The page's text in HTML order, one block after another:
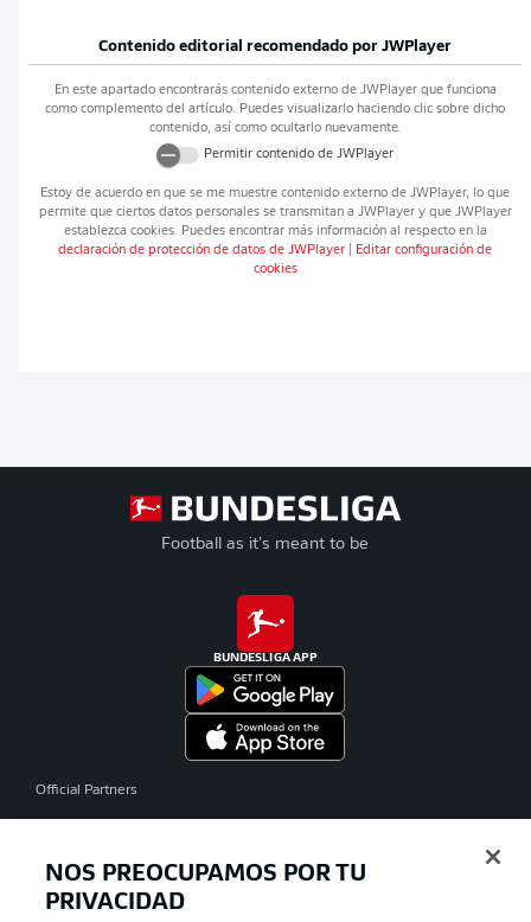
Contenido editorial recomendado por JWPlayer
En este apartado encontrarás contenido externo de JWPlayerque funciona
como complemento del artículo. Puedes visualizarlo haciendo clic sobre dicho
contenido, así como ocultarlo nuevamente.
Permitir contenido de JWPlayer
Estoy de acuerdo en que se me muestre contenido externo de JWPlayer, lo que
permite que ciertos datos personales se transmitan a JWPlayery que JWPlayer
establezca cookies. Puedes encontrar más información al respecto en la
declaración de protección de datos de JWPlayer
Editar configuración de
cookies
Football as it's meant to be
BUNDESLIGA APP
Official Partners
NOS PREOCUPAMOS POR TU
PRIVACIDAD